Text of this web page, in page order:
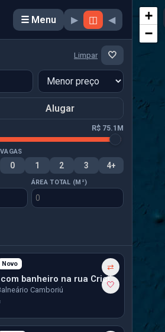
☰ Menu ▶ ◫ ◀
Limpar 🤍
Alugar
R$ 75.1M
VAGAS
0 1 2 3 4+
ÁREA TOTAL (M²)
Novo
⇄
🤍
Kitnet studio com banheiro na rua Criciúma em B.C.
Camboriú
+
−